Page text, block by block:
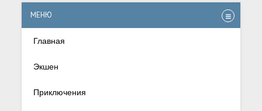
МЕНЮ
Главная
Экшен
Приключения